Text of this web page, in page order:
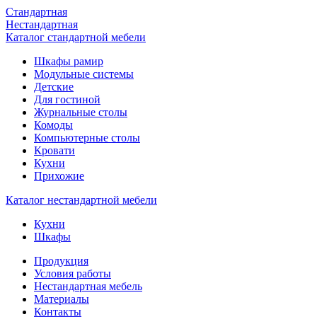
Стандартная
Нестандартная
Каталог стандартной мебели
Шкафы рамир
Модульные системы
Детские
Для гостиной
Журнальные столы
Комоды
Компьютерные столы
Кровати
Кухни
Прихожие
Каталог нестандартной мебели
Кухни
Шкафы
Продукция
Условия работы
Нестандартная мебель
Материалы
Контакты